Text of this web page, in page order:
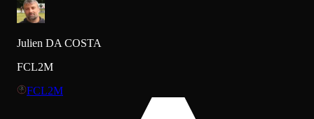
Julien DA COSTA
FCL2M
FCL2M